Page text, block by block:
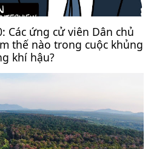
Các ứng cử viên Dân chủ
thế nào trong cuộc khủng
khí hậu?